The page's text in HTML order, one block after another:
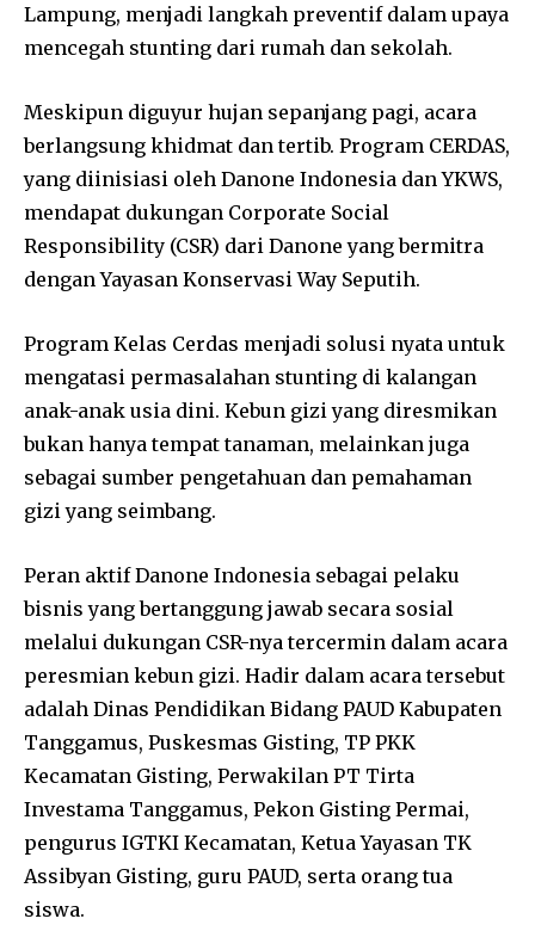
Lampung, menjadi langkah preventif dalam upaya
mencegah stunting dari rumah dan sekolah.
Meskipun diguyur hujan sepanjang pagi, acara
berlangsung khidmat dan tertib. Program CERDAS,
yang diinisiasi oleh Danone Indonesia dan YKWS,
mendapat dukungan Corporate Social
Responsibility (CSR) dari Danone yang bermitra
dengan Yayasan Konservasi Way Seputih.
Program Kelas Cerdas menjadi solusi nyata untuk
mengatasi permasalahan stunting di kalangan
anak-anak usia dini. Kebun gizi yang diresmikan
bukan hanya tempat tanaman, melainkan juga
sebagai sumber pengetahuan dan pemahaman
gizi yang seimbang.
Peran aktif Danone Indonesia sebagai pelaku
bisnis yang bertanggung jawab secara sosial
melalui dukungan CSR-nya tercermin dalam acara
peresmian kebun gizi. Hadir dalam acara tersebut
adalah Dinas Pendidikan Bidang PAUD Kabupaten
Tanggamus, Puskesmas Gisting, TP PKK
Kecamatan Gisting, Perwakilan PT Tirta
Investama Tanggamus, Pekon Gisting Permai,
pengurus IGTKI Kecamatan, Ketua Yayasan TK
Assibyan Gisting, guru PAUD, serta orang tua
siswa.